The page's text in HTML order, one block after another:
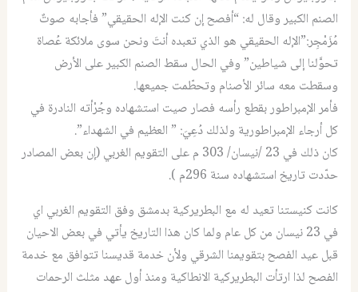
الصنم الكبير وقال له: “أفصح إن كنت الإله الحقيقي” فأجابه صوتٌ
مُزَمْجِر:”الإله الحقيقي هو الذي تعبده أنتَ ونحن سوى ملائكة عُصاة
تحوَّلنا إلى شياطين” وفي الحال سقط الصنم الكبير على الأرض
وسقطت معه سائر الأصنام وتحطّمت جميعها.
فأمر الإمبراطور بقطع رأسه فصار صيت استشهاده وجُرْأته النادرة في
كل أرجاء الإمبراطورية ولذلك دُعِيَ: ” العظيم في الشهداء”.
كان ذلك في 23 /نيسان/ 303 م على التقويم الغربي (إن بعض المصادر
حدّدت تاريخ استشهاده سنة 296م ).
كانت كنيستنا تعيد له مع البطريركية بدمشق وفق التقويم الغربي اي
في 23 نيسان من كل عام ولما كان هذا التاريخ يأتي في بعض الاحيان
قبل عيد الفصح بتقويمنا الشرقي ولأن خدمة قديسنا تتوافق مع خدمة
الفصح لذا ارتأت البطريركية الانطاكية ومنذ أول عهد مثلث الرحمات